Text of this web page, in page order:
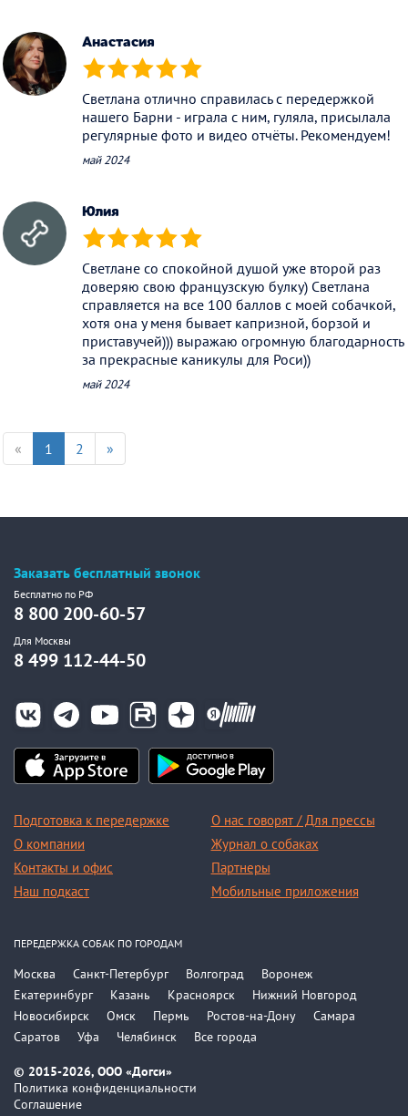
Анастасия
(*) (*) (*) (*) (*)
Светлана отлично справилась с передержкой
нашего Барни - играла с ним, гуляла, присылала
регулярные фото и видео отчёты. Рекомендуем!
май 2024
Юлия
(*) (*) (*) (*) (*)
Светлане со спокойной душой уже второй раз
доверяю свою французскую булку) Светлана
справляется на все 100 баллов с моей собачкой,
хотя она у меня бывает капризной, борзой и
приставучей))) выражаю огромную благодарность
за прекрасные каникулы для Роси))
май 2024
« 1 2 »
Заказать бесплатный звонок
Бесплатно по РФ
8 800 200-60-57
Для Москвы
8 499 112-44-50
Подготовка к передержке
О компании
Контакты и офис
Наш подкаст
О нас говорят / Для прессы
Журнал о собаках
Партнеры
Мобильные приложения
© 2015-2026, ООО «Догси»
Политика конфиденциальности
Соглашение
ПЕРЕДЕРЖКА СОБАК ПО ГОРОДАМ
Москва Санкт-Петербург Волгоград
Воронеж
Екатеринбург
Казань Красноярск
Нижний Новгород
Новосибирск
Омск Пермь Ростов-на-Дону
Самара
Саратов
Уфа Челябинск Все города